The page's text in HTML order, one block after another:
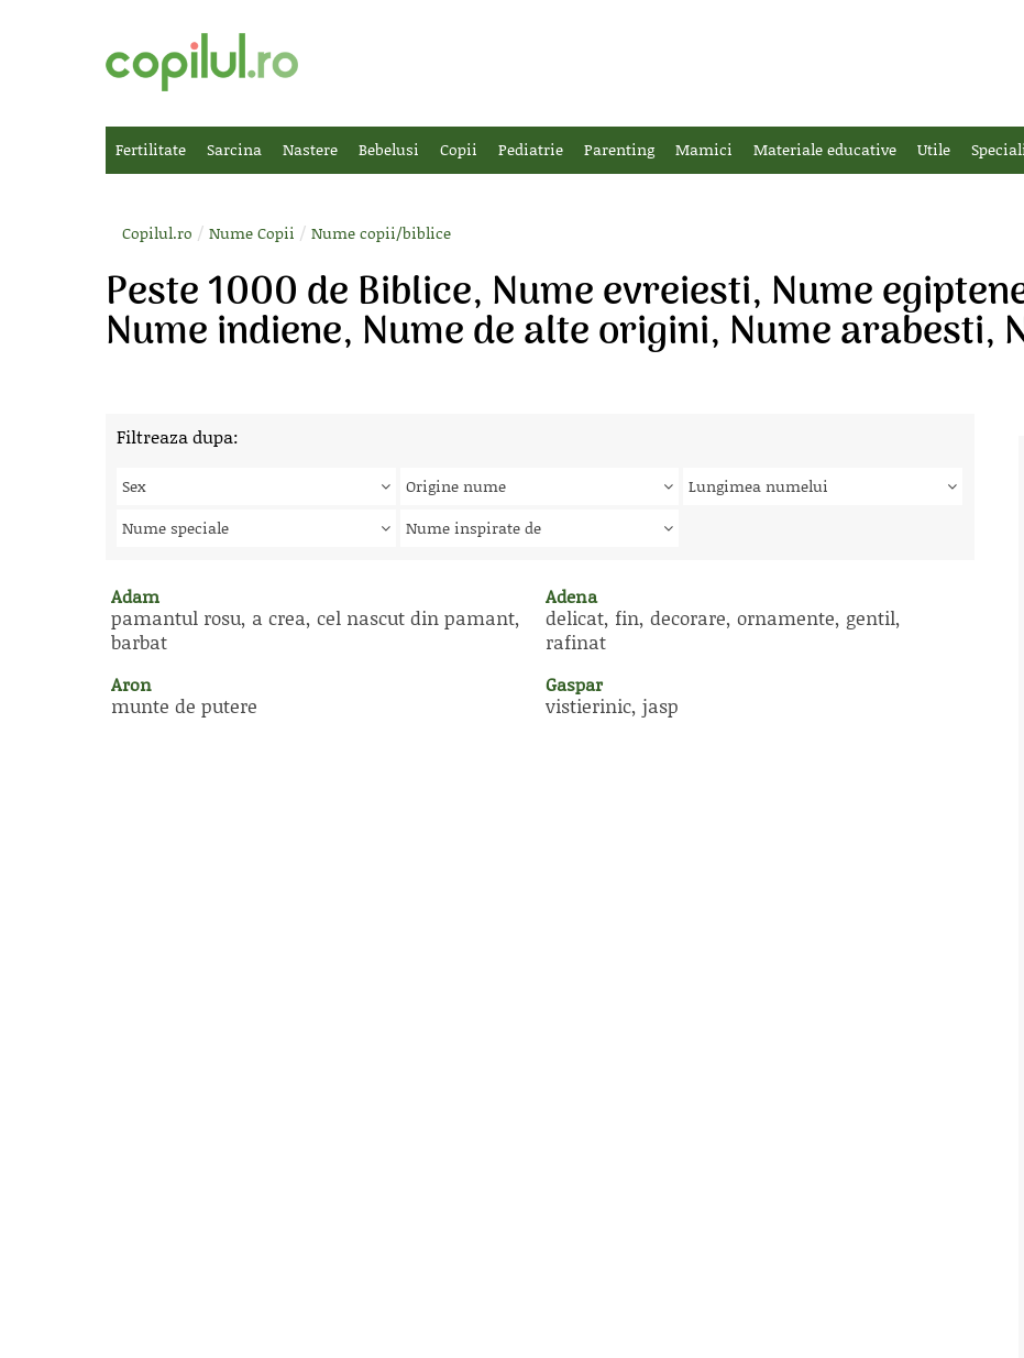
Fertilitate Sarcina Nastere Bebelusi Copii Pediatrie Parenting Mamici Materiale educative Utile
Copilul.ro / Nume Copii / Nume copii/biblice
Peste 1000 de Biblice, Nume evreiesti, Nume
Nume indiene, Nume de alte origini, Nume arabesti,
Filtreaza dupa:
Sex Origine nume
Lungimea numelui
Nume speciale
Nume inspirate de
Adam
pamantul rosu, a crea, cel nascut din pamant,
barbat
Adena
delicat, fin, decorare, ornamente, gentil,
rafinat
Aron
munte de putere
Gaspar
vistierinic, jasp